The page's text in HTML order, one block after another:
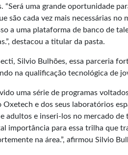
“Será uma grande oportunidade
são cada vez mais necessárias
a uma plataforma de banco de
destacou a titular da pasta.
Silvio Bulhões, essa parceria
na qualificação tecnológica de
uma série de programas
Oxetech e dos seus laboratórios
adultos e inseri-los no mercado
importância para essa trilha que
na área.”, afirmou Silvio